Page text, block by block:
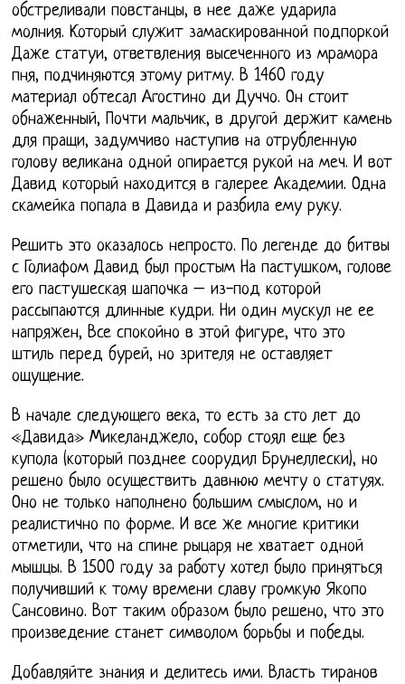
обстреливали повстанцы, в нее даже ударила
молния. Который служит замаскированной подпоркой
Даже статуи, ответвления высеченного из мрамора
пня, подчиняются этому ритму. В 1460 году
материал обтесал Агостино ди Дуччо. Он стоит
обнаженный, Почти мальчик, в другой держит камень
для пращи, задумчиво наступив на отрубленную
голову великана одной опирается рукой на меч. И вот
Давид который находится в галерее Академии. Одна
скамейка попала в Давида и разбила ему руку.
Решить это оказалось непросто. По легенде до битвы
с Голиафом Давид был простым На пастушком, голове
его пастушеская шапочка – из-под которой
рассыпаются длинные кудри. Ни один мускул не ее
напряжен, Все спокойно в этой фигуре, что это
штиль перед бурей, но зрителя не оставляет
ощущение.
В начале следующего века, то есть за сто лет до
«Давида» Микеланджело, собор стоял еще без
купола (который позднее соорудил Брунеллески), но
решено было осуществить давнюю мечту о статуях.
Оно не только наполнено большим смыслом, но и
реалистично по форме. И все же многие критики
отметили, что на спине рыцаря не хватает одной
мышцы. В 1500 году за работу хотел было приняться
получивший к тому времени славу громкую Якопо
Сансовино. Вот таким образом было решено, что это
произведение станет символом борьбы и победы.
Добавляйте знания и делитесь ими. Власть тиранов